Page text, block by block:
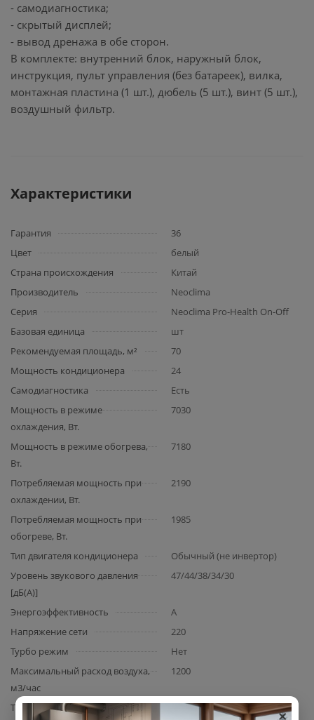
- самодиагностика;
- скрытый дисплей;
- вывод дренажа в обе сторон.
В комплекте: внутренний блок, наружный блок,
инструкция, пульт управления (без батареек), вилка,
монтажная пластина (1 шт.), дюбель (5 шт.), винт (5 шт.),
воздушный фильтр.
Характеристики
Гарантия
36
Цвет
белый
Страна происхождения
Китай
Производитель
Neoclima
Серия
Neoclima Pro-Health On-Off
Базовая единица
шт
Рекомендуемая площадь, м²
70
Мощность кондиционера
24
Самодиагностика
Есть
Мощность в режиме
охлаждения, Вт.
7030
Мощность в режиме обогрева,
Вт.
7180
Потребляемая мощность при
охлаждении, Вт.
2190
Потребляемая мощность при
обогреве, Вт.
1985
Тип двигателя кондиционера
Обычный (не инвертор)
Уровень звукового давления
[дБ(А)]
47/44/38/34/30
Энергоэффективность
A
Напряжение сети
220
Турбо режим
Нет
Максимальный расход воздуха,
м3/час
1200
Тип используемого
R32 ×